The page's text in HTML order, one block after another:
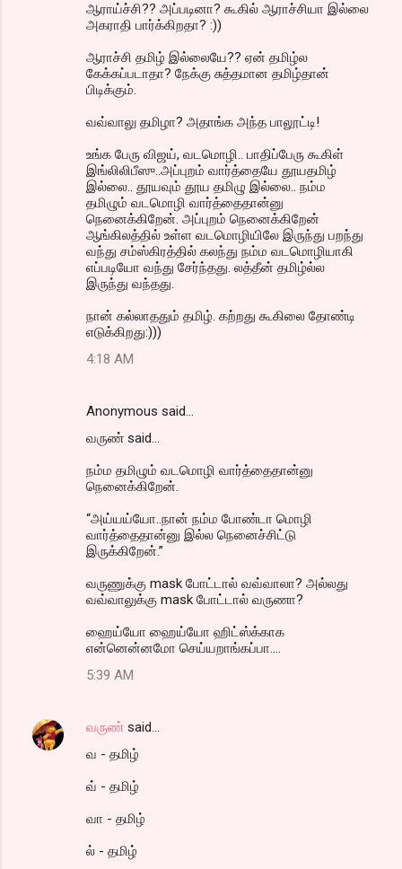
ஆராய்ச்சி?? அப்படினா? கூகில் ஆராச்சியா இல்லை
அகராதி பார்க்கிறதா? :))
ஆராச்சி தமிழ் இல்லையே?? ஏன் தமிழ்ல
கேக்கப்படாதா? நேக்கு சுத்தமான தமிழ்தான்
பிடிக்கும்.
வவ்வாலு தமிழா? அதாங்க அந்த பாலூட்டி!
உங்க பேரு விஜய், வடமொழி.. பாதிப்பேரு கூகிள்
இங்லிலிபீஸு..அப்புறம் வார்த்தையே தூயதமிழ்
இல்லை.. தூயவும் தூய தமிழு இல்லை.. நம்ம
தமிழும் வடமொழி வார்த்தைதான்னு
நெனைக்கிறேன். அப்புறம் நெனைக்கிறேன்
ஆங்கிலத்தில் உள்ள வடமொழியிலே இருந்து பறந்து
வந்து சம்ஸ்கிரத்தில் கலந்து நம்ம வடமொழியாகி
எப்படியோ வந்து சேர்ந்தது. லத்தீன் தமிழ்ல்ல
இருந்து வந்தது.
நான் கல்லாததும் தமிழ். கற்றது கூகிலை தோண்டி
எடுக்கிறது:)))
4:18 AM
Anonymous said…
வருண் said...
நம்ம தமிழும் வடமொழி வார்த்தைதான்னு
நெனைக்கிறேன்.
“அய்யய்யோ..நான் நம்ம போண்டா மொழி
வார்த்தைதான்னு இல்ல நெனைச்சிட்டு
இருக்கிறேன்.”
வருணுக்கு mask போட்டால் வவ்வாலா? அல்லது
வவ்வாலுக்கு mask போட்டால் வருணா?
ஹைய்யோ ஹைய்யோ ஹிட்ஸ்க்காக
என்னென்னமோ செய்யறாங்கப்பா....
5:39 AM
வருண் said…
வ - தமிழ்
வ் - தமிழ்
வா - தமிழ்
ல் - தமிழ்